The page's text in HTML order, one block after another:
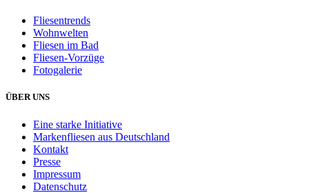
Fliesentrends
Wohnwelten
Fliesen im Bad
Fliesen-Vorzüge
Fotogalerie
ÜBER UNS
Eine starke Initiative
Markenfliesen aus Deutschland
Kontakt
Presse
Impressum
Datenschutz